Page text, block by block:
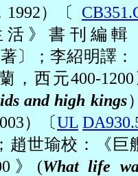
1992）〔
活》書刊編輯
〕；李紹明譯
，西元400-1200
and high kings
）〔UL
趙世瑜校：《巨
》 (What life